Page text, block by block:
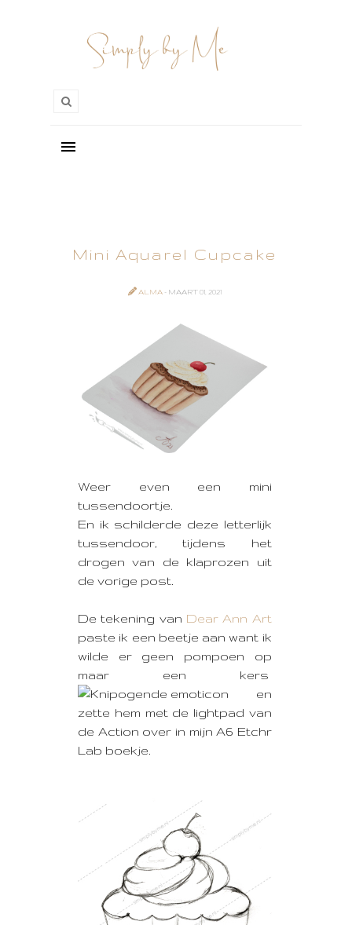
Mini Aquarel Cupcake
ALMA - MAART 01, 2021
Weer even een mini
tussendoortje.
En ik schilderde deze letterlijk
tussendoor, tijdens het
drogen van de klaprozen uit
de vorige post.
De tekening van Dear Ann Art
paste ik een beetje aan want ik
wilde er geen pompoen op
maar een kers
en
zette hem met de lightpad van
de Action over in mijn A6 Etchr
Lab boekje.